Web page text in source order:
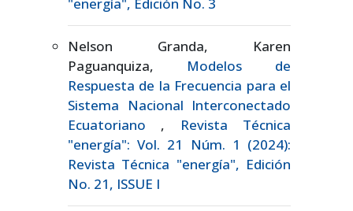
Nelson Granda, Karen
Paguanquiza, Modelos de
Respuesta de la Frecuencia para el
Sistema Nacional Interconectado
Ecuatoriano ,
Revista Técnica
"energía": Vol. 21 Núm. 1 (2024):
Revista Técnica "energía", Edición
No. 21, ISSUE I